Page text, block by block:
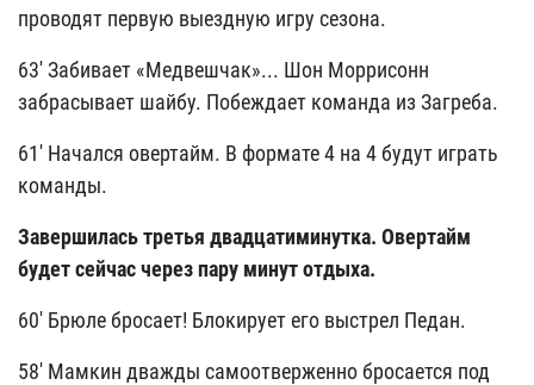
проводят первую выездную игру сезона.
63' Забивает «Медвешчак»... Шон Моррисонн
забрасывает шайбу. Побеждает команда из Загреба.
61' Начался овертайм. В формате 4 на 4 будут играть
команды.
Завершилась третья двадцатиминутка. Овертайм
будет сейчас через пару минут отдыха.
60' Брюле бросает! Блокирует его выстрел Педан.
58' Мамкин дважды самоотверженно бросается под